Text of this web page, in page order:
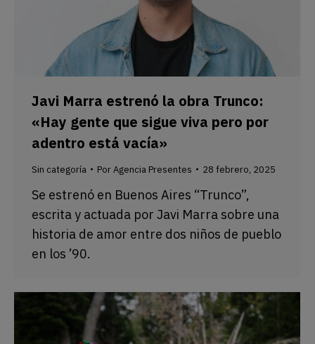
Javi Marra estrenó la obra Trunco:
«Hay gente que sigue viva pero por
adentro está vacía»
Sin categoría PorAgencia Presentes 28 febrero, 2025
Se estrenó en Buenos Aires “Trunco”,
escrita y actuada por Javi Marra sobre una
historia de amor entre dos niños de pueblo
en los ’90.